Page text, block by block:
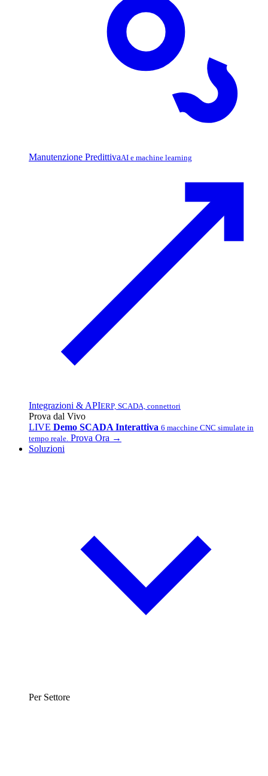
Manutenzione PredittivaAI e machine learning
Integrazioni & APIERP, SCADA, connettori
Prova dal Vivo
LIVE Demo SCADA Interattiva 6 macchine CNC simulate in
tempo reale. Prova Ora →
Soluzioni
Per Settore